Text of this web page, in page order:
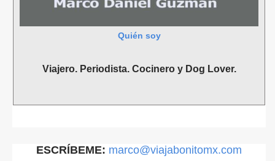
Quién soy
Viajero. Periodista. Cocinero y Dog Lover.
ESCRÍBEME: marco@viajabonitomx.com